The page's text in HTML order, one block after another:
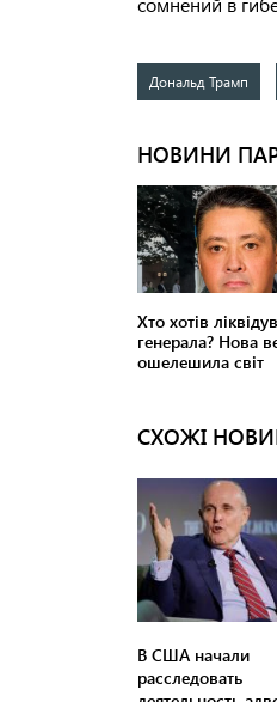
Дональд Трамп
СХОЖІ
В США начали
расследовать